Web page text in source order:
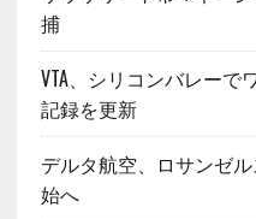
捕
VTA、シリコンバレー
記録を更新
デルタ航空、ロサンゼ
始へ